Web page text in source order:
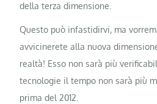
della terza dimensione.
Questo può infastidirvi, ma
avvicinerete alla nuova
realtà! Esso non sarà più
tecnologie il tempo non sarà più
prima del 2012.